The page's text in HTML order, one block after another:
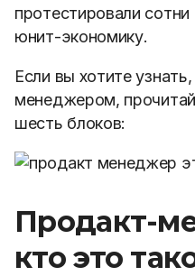
протестировали сотни
юнит-экономику.
Если вы хотите
менеджером,
шесть блоков:
Продакт-
кто это